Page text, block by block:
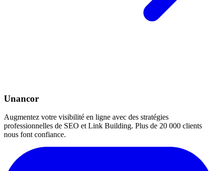
Unancor
Augmentez votre visibilité en ligne avec des stratégies
professionnelles de SEO et Link Building. Plus de 20 000 clients
nous font confiance.